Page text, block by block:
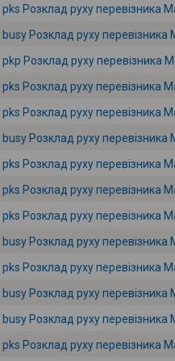
pks Розклад руху перевізника
busy Розклад руху перевізника
pkp Розклад руху перевізника
pks Розклад руху перевізника
pks Розклад руху перевізника
busy Розклад руху перевізника
pks Розклад руху перевізника
pks Розклад руху перевізника
pks Розклад руху перевізника
busy Розклад руху перевізника
pks Розклад руху перевізника
busy Розклад руху перевізника
busy Розклад руху перевізника
pks Розклад руху перевізника